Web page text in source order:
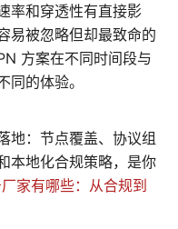
率和穿透性有直接影
易被忽略但却最致命的
方案在不同时间段与
的体验。
地：节点覆盖、协议组
本地化合规策略，是你
家有哪些：从合规到